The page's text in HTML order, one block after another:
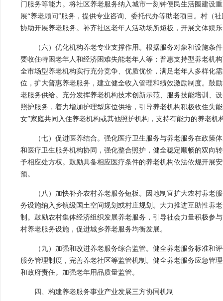
门服务等能力。将社区养老服务纳入城市一刻钟便民生活圈建设
展“养老顾问”服务，提供专业咨询、委托代办等助老项目。村（
协助开展养老服务。补齐社区老年人活动场所短板，开展文体娱
（六）优化机构养老专业支撑作用。根据服务对象和设施
要收住特困老年人和经济困难失能老年人等；普惠支持型养老机
全市场型养老机构实行充分竞争、优质优价，满足老年人多样化
位，扩大普惠养老服务，建立健全收入管理和绩效激励制度。鼓
老服务供给。充分发挥养老机构技术创新示范、服务技能培训、
照护服务，着力增加护理型床位供给，引导养老机构积极收住失
女”家庭共同入住养老机构或其他照护机构，支持有能力的养老机
（七）促进医养结合。强化医疗卫生服务与养老服务在政
和医疗卫生服务机构协同，强化整合照护，健全稳定顺畅的双向
予相应处方权。鼓励具备相应医疗条件的养老机构依法依规开展
预。
（八）加快补齐农村养老服务短板。因地制宜扩大农村养
务设施纳入乡镇级国土空间规划或村庄规划。大力推进互助性养
制。鼓励农村集体经济组织发展养老服务，引导社会力量积极参
村养老服务设施，促进城乡养老服务均衡发展。
（九）加强和改进养老服务综合监管。健全养老服务标准
服务管理制度，完善养老社区等监管机制。健全养老服务应急管
和政府责任。加强老年用品质量监管。
四、构建养老服务事业产业发展三方协同机制